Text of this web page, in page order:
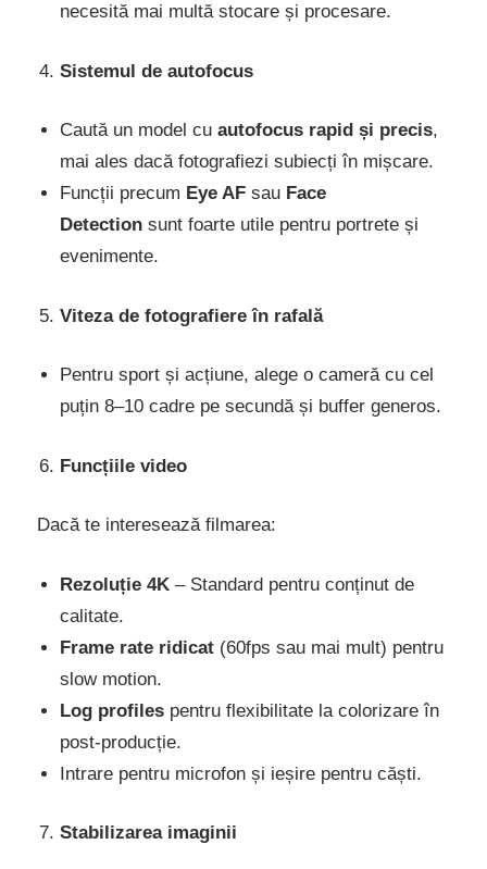
necesită mai multă stocare și procesare.
Sistemul de autofocus
Caută un model cuautofocus rapid și precis,
mai ales dacă fotografiezi subiecți în mișcare.
Funcții precum Eye AF sau Face
Detection sunt foarte utile pentru portrete și
evenimente.
Viteza de fotografiere în rafală
Pentru sport și acțiune, alege o cameră cu cel
puțin 8–10 cadre pe secundă și buffer generos.
Funcțiile video
Dacă te interesează filmarea:
Rezoluție 4K – Standard pentru conținut de
calitate.
Frame rate ridicat (60fps sau mai mult) pentru
slow motion.
Log profiles pentru flexibilitate la colorizare în
post-producție.
Intrare pentru microfon și ieșire pentru căști.
Stabilizarea imaginii